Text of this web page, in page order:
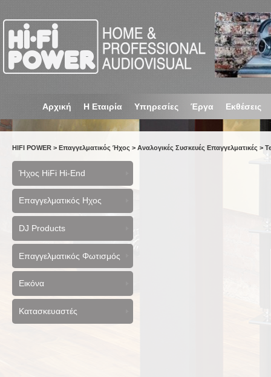
Αρχική Η Εταιρία Υπηρεσίες Έργα Εκθέσεις
HIFI POWER > Επαγγελματικός Ήχος > Αναλογικές Συσκευές Επαγγελματικές >
Ήχος HiFi Hi-End
Επαγγελματικός Ηχος
DJ Products
Επαγγελματικός Φωτισμός
Εικόνα
Κατασκευαστές